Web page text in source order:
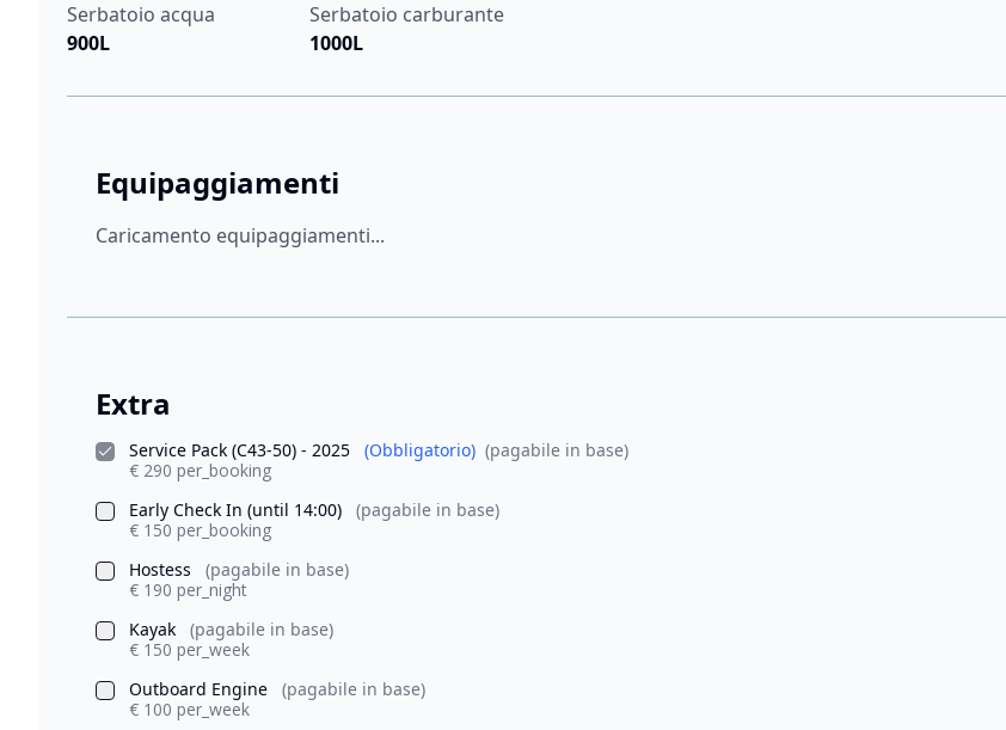
Serbatoio acqua
900L
Serbatoio carburante
1000L
Equipaggiamenti
Caricamento equipaggiamenti...
Extra
Service Pack (C43-50) - 2025 (Obbligatorio) (pagabile in base)
€ 290 per_booking
Early Check In (until 14:00)
(pagabile in base)
€ 150 per_booking
Hostess
(pagabile in base)
€ 190 per_night
Kayak
(pagabile in base)
€ 150 per_week
Outboard Engine
(pagabile in base)
€ 100 per_week